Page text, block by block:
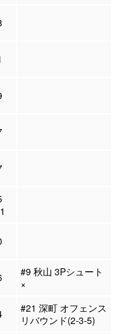
#9 秋山 3Pシュート
×
#21 深町 オフェンス
リバウンド(2-3-5)